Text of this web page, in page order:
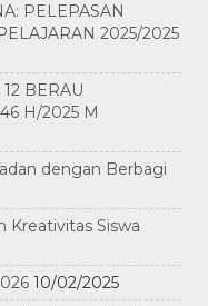
PELEPASAN
2025/2025
BERAU
H/2025 M
dengan Berbagi
Kreativitas Siswa
10/02/2025